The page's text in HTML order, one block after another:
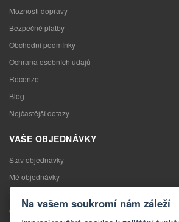
Možnosti dopravy
Bezpečné platby
Obchodní podmínky
Ochrana osobních údajů
Recenze
Blog
Nejčastější dotazy
VAŠE OBJEDNÁVKY
Stav objednávky
Mé objednávky
Výměna zboží
Odstoupení od kupní smlouvy
Na vašem soukromí nám záleží